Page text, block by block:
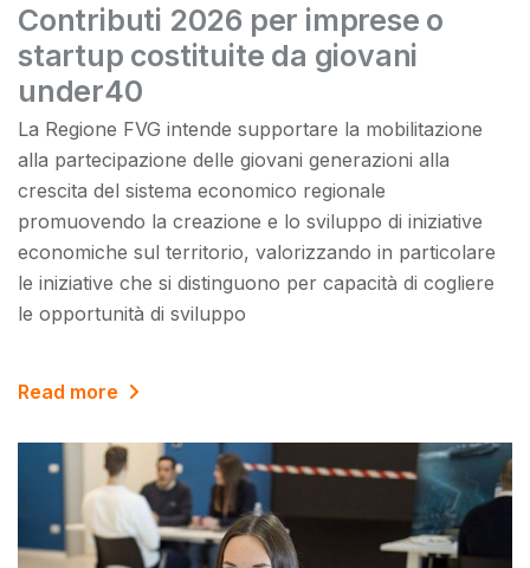
Contributi 2026 per imprese o
startup costituite da giovani
under40
La Regione FVG intende supportare la mobilitazione
alla partecipazione delle giovani generazioni alla
crescita del sistema economico regionale
promuovendo la creazione e lo sviluppo di iniziative
economiche sul territorio, valorizzando in particolare
le iniziative che si distinguono per capacità di cogliere
le opportunità di sviluppo
Read more